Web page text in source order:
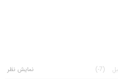
(-7)